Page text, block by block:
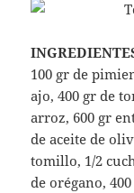
100 gr de
ajo, 400 gr de
arroz, 600 gr
de aceite de
tomillo, 1/2
de orégano,